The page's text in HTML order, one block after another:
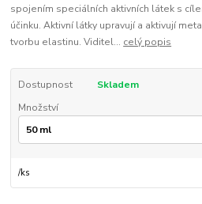
spojením speciálních aktivních látek s
účinku. Aktivní látky upravují a aktivují
tvorbu elastinu. Viditel... celý popis
Dostupnost
Skladem
Množství
/ks